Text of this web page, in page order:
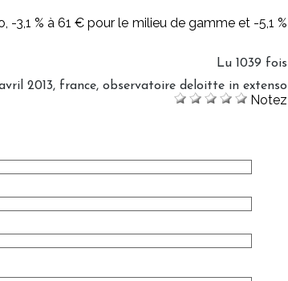
-3,1 % à 61 € pour le milieu de gamme et -5,1 %
Lu 1039 fois
2013, france, observatoire deloitte in extenso
Notez